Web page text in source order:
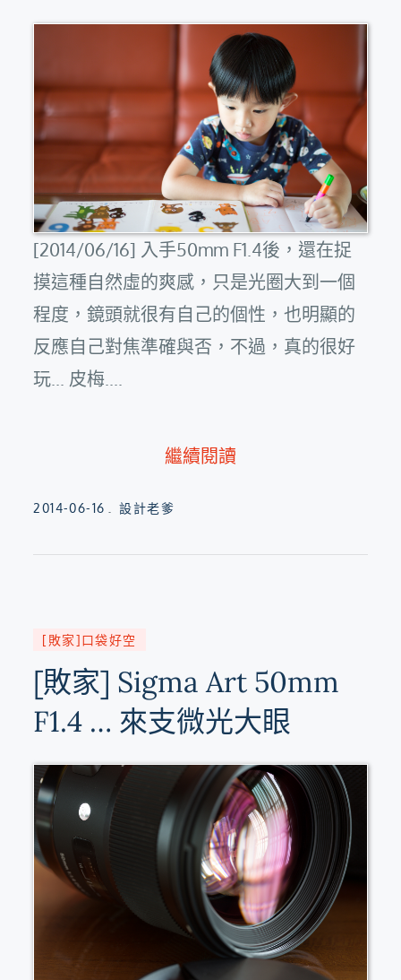
[2014/06/16] 入手50mm F1.4後，還在捉
摸這種自然虛的爽感，只是光圈大到一個
程度，鏡頭就很有自己的個性，也明顯的
反應自己對焦準確與否，不過，真的很好
玩... 皮梅....
繼續閱讀
Posted
2014-06-16 設計老爹
[敗家]口袋好空
[敗家] Sigma Art 50mm
F1.4 … 來支微光大眼